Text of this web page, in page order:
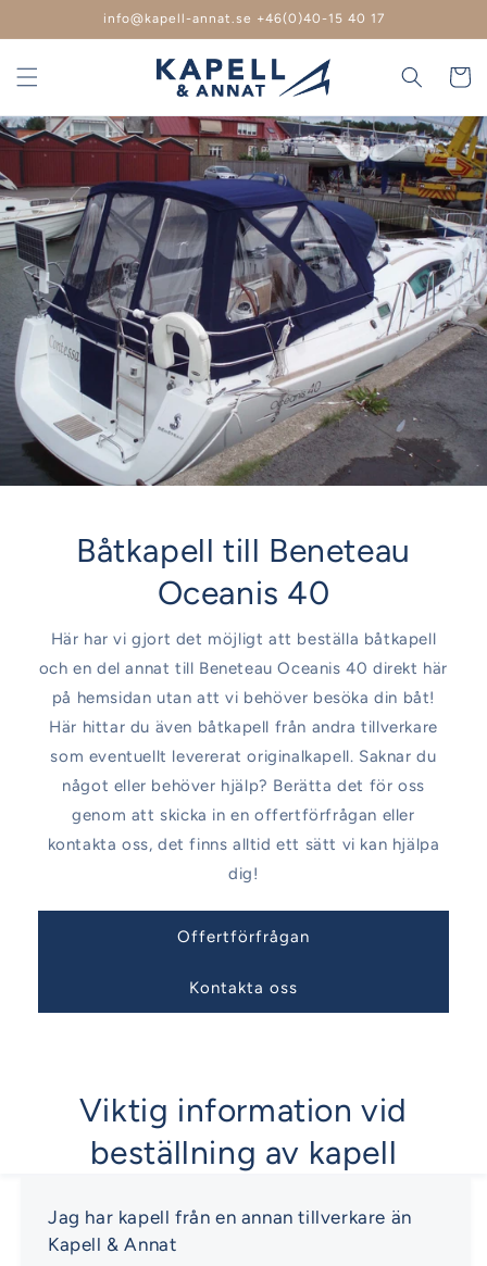
info@kapell-annat.se +46(0)40-15 40 17
Båtkapell till Beneteau
Oceanis 40
Här har vi gjort det möjligt att beställa båtkapell
och en del annat till Beneteau Oceanis 40 direkt här
på hemsidan utan att vi behöver besöka din båt!
Här hittar du även båtkapell från andra tillverkare
som eventuellt levererat originalkapell. Saknar du
något eller behöver hjälp? Berätta det för oss
genom att skicka in en offertförfrågan eller
kontakta oss, det finns alltid ett sätt vi kan hjälpa
dig!
Offertförfrågan
Kontakta oss
Viktig information vid
beställning av kapell
Jag har kapell från en annan tillverkare än
Kapell & Annat